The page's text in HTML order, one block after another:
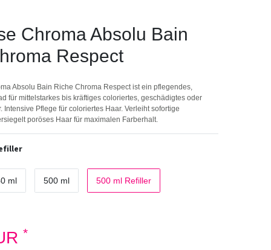
Chroma Absolu Bain
Respect
Absolu Bain Riche Chroma Respect ist ein pflegendes,
für mittelstarkes bis kräftiges coloriertes, geschädigtes oder
Intensive Pflege für coloriertes Haar. Verleiht sofortige
poröses Haar für maximalen Farberhalt.
ml 500 ml 500 ml Refiller
*